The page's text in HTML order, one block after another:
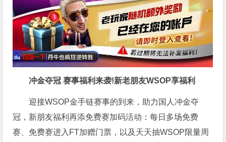
冲金夺冠 赛事福利来袭!新老朋友WSOP享福利
迎接WSOP金手链赛事的到来，助力国人冲金夺
冠，新朋友福利再添免费赛加码活动：每日多场免费
赛、免费赛进入FT加赠门票，以及天天抽WSOP限量周